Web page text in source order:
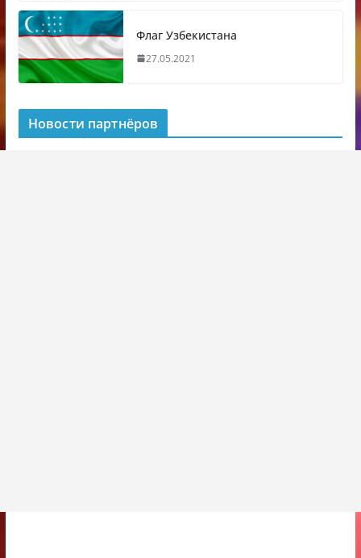
Флаг Узбекистана
27.05.2021
Новости партнёров